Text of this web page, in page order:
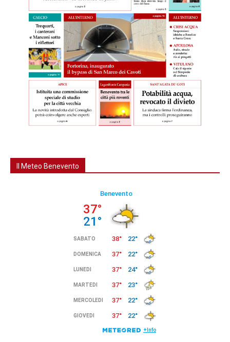
Il Meteo Benevento